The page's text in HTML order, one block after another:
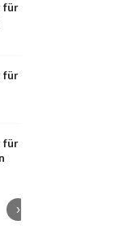
für
für
für
›